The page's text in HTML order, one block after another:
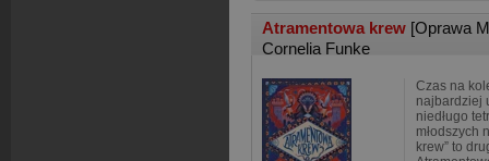
Atramentowa krew [Oprawa
Cornelia Funke
Czas na
najbardziej
niedługo
młodszych
krew” to